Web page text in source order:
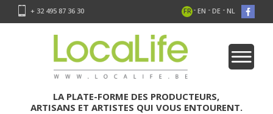
+ 32 495 87 36 30 FR - EN - DE - NL
LA PLATE-FORME DES PRODUCTEURS,
ARTISANS ET ARTISTES QUI VOUS ENTOURENT.